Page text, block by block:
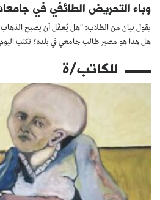
وباء التحريض الطائفي في
يقول بيان من الطلاب: "هل يُعقَل أن يصبح الذهاب
هل هذا هو مصير طالب جامعي في بلده؟ نكتب
للكاتب/ة